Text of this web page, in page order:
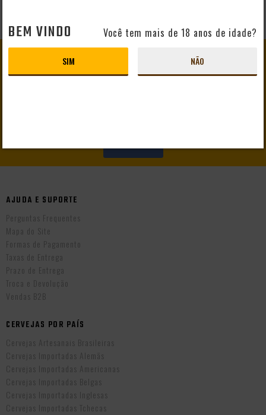
GANHE 10% DE DESCONTO
EM SEU PRIMEIRO PEDIDO
CADASTRAR
AJUDA E SUPORTE
Perguntas Frequentes
Mapa do Site
Formas de Pagamento
Taxas de Entrega
Prazo de Entrega
Troca e Devolução
Vendas B2B
CERVEJAS POR PAÍS
Cervejas Artesanais Brasileiras
Cervejas Importadas Alemãs
Cervejas Importadas Americanas
Cervejas Importadas Belgas
Cervejas Importadas Inglesas
Cervejas Importadas Tchecas
BEM VINDO Você tem mais de 18 anos de idade?
SIM NÃO